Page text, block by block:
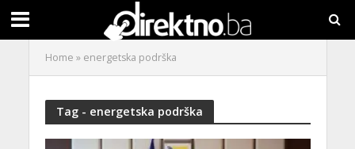
Home » energetska podrška
Tag - energetska podrška